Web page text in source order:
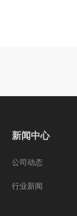
公司动态
行业新闻
新闻中心